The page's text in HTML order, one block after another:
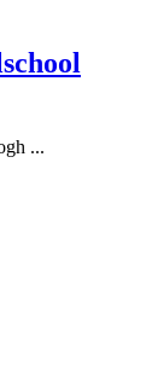
...